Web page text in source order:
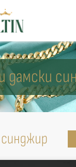
дамски